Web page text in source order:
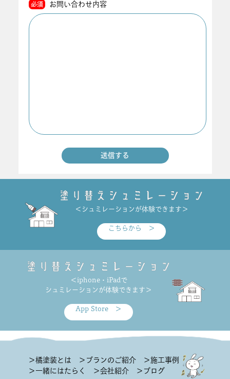
必須 お問い合わせ内容
＜シュミレーションが体験できます＞
こちらから ＞
＜iphone・iPadで
シュミレーションが体験できます＞
App Store ＞
＞橘塗装とは ＞プランのご紹介
＞施工事例
＞一緒にはたらく
＞会社紹介 ＞ブログ